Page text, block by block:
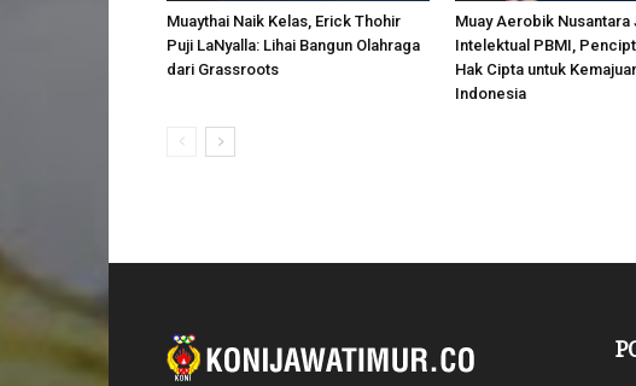
Muaythai Naik Kelas, Erick Thohir
Puji LaNyalla: Lihai Bangun Olahraga
dari Grassroots
Muay Aerobik Nusantara
Intelektual PBMI,
Hak Cipta untuk
Indonesia